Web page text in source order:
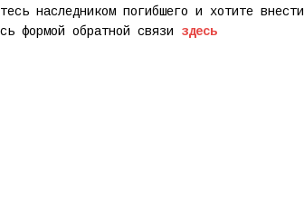
наследником погибшего и хотите внести
формой обратной связи здесь